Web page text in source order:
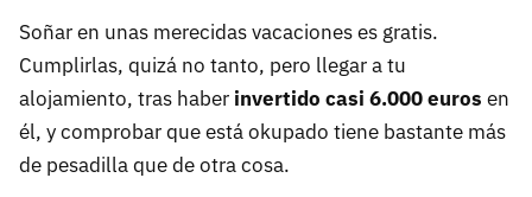
Soñar en unas merecidas vacaciones es gratis.
Cumplirlas, quizá no tanto, pero llegar a tu
alojamiento, tras haber invertido casi 6.000 euros en
él, y comprobar que está okupado tiene bastante más
de pesadilla que de otra cosa.